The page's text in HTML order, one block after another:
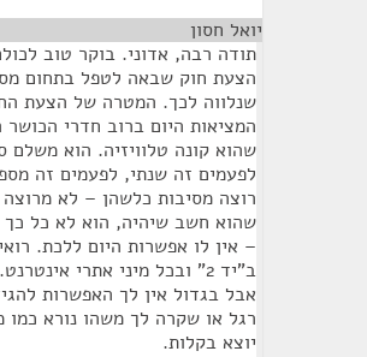
יואל חסון
תודה רבה, אדוני. בוקר טוב
הצעת חוק שבאה לטפל בתחום
שנלווה לכך. המטרה של הצעת
המציאות היום ברוב חדרי
שהוא קונה טלוויזיה. הוא
לפעמים זה שנתי, לפעמים זה
רוצה מסיבות כלשהן – לא
שהוא חשב שיהיה, הוא לא כל
– אין לו אפשרות היום ללכת.
ב"יד 2" ובכל מיני אתרי
אבל בגדול אין לך האפשרות
רגל או שקרה לך משהו נורא כמו
יוצא בקלות.